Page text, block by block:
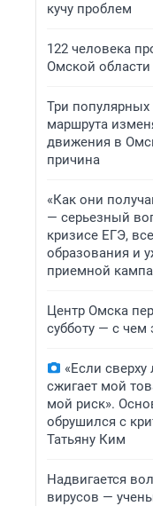
кучу проблем
122 человека
Омской
Три популярных
маршрута
движения в
причина
«Как они
— серьезный
кризисе ЕГЭ,
образования и
приемной
Центр Омска
субботу — с чем
«Если сверху
сжигает мой
мой риск».
обрушился с
Татьяну Ким
Надвигается
вирусов —